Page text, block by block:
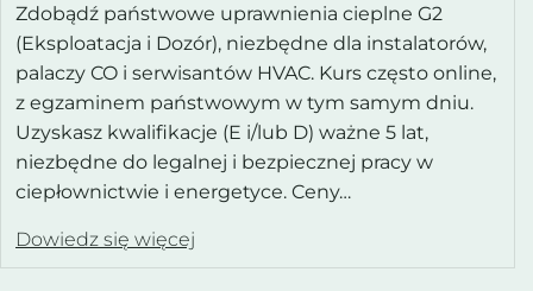
Zdobądź państwowe uprawnienia cieplne G2
(Eksploatacja i Dozór), niezbędne dla instalatorów,
palaczy CO i serwisantów HVAC. Kurs często online,
z egzaminem państwowym w tym samym dniu.
Uzyskasz kwalifikacje (E i/lub D) ważne 5 lat,
niezbędne do legalnej i bezpiecznej pracy w
ciepłownictwie i energetyce. Ceny…
Dowiedz się więcej